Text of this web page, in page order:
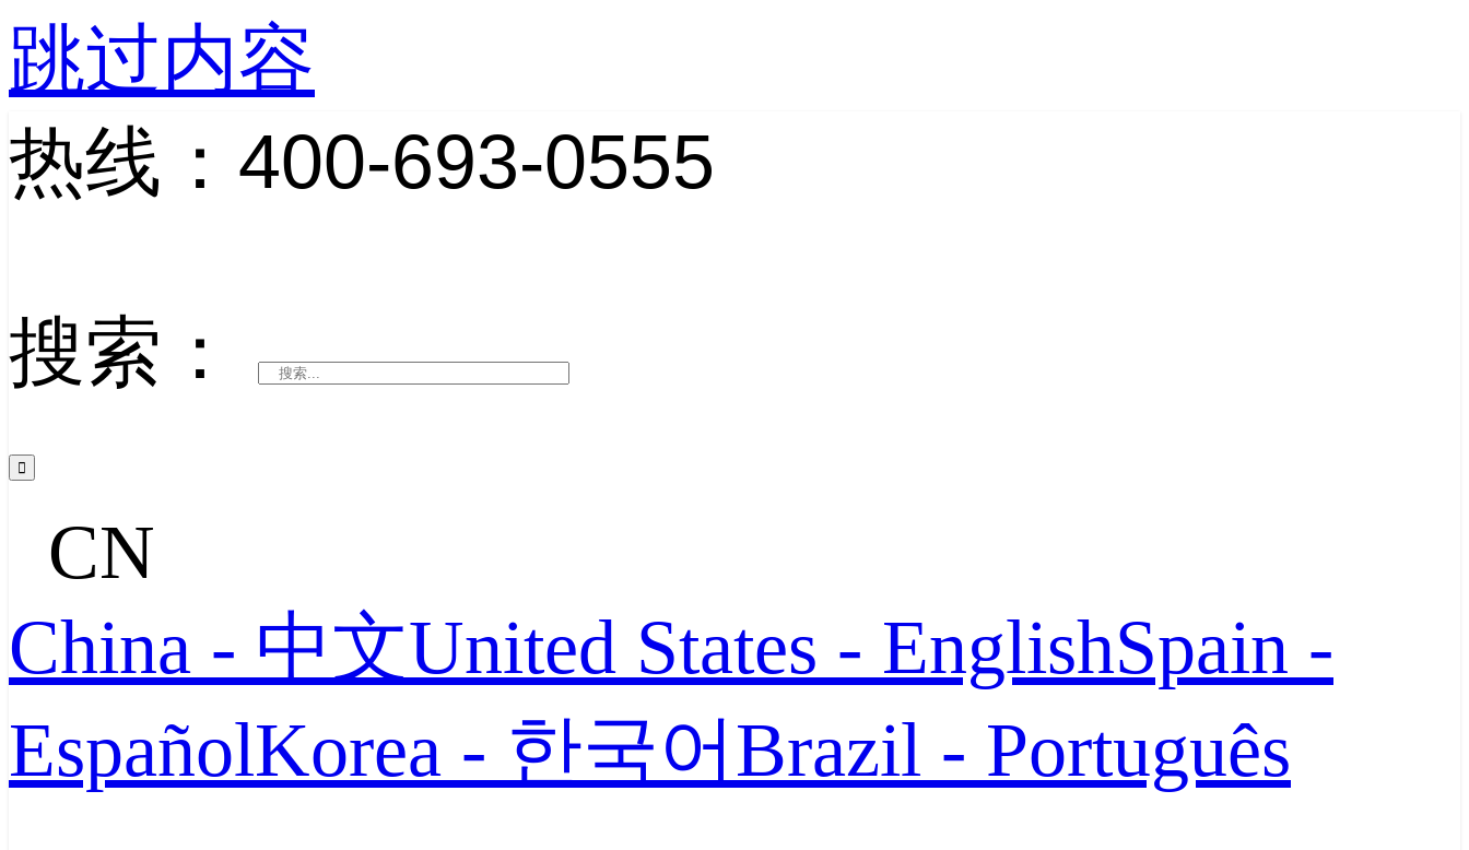
跳过内容
热线：400-693-0555
搜索：
CN
China - 中文United States - EnglishSpain -
EspañolKorea - 한국어Brazil - Português